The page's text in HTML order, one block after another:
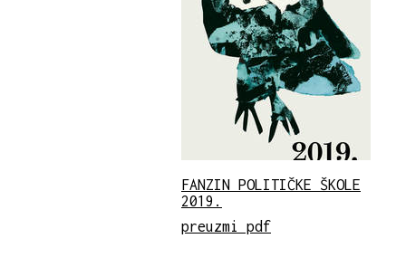
FANZIN POLITIČKE ŠKOLE
2019.
preuzmi pdf